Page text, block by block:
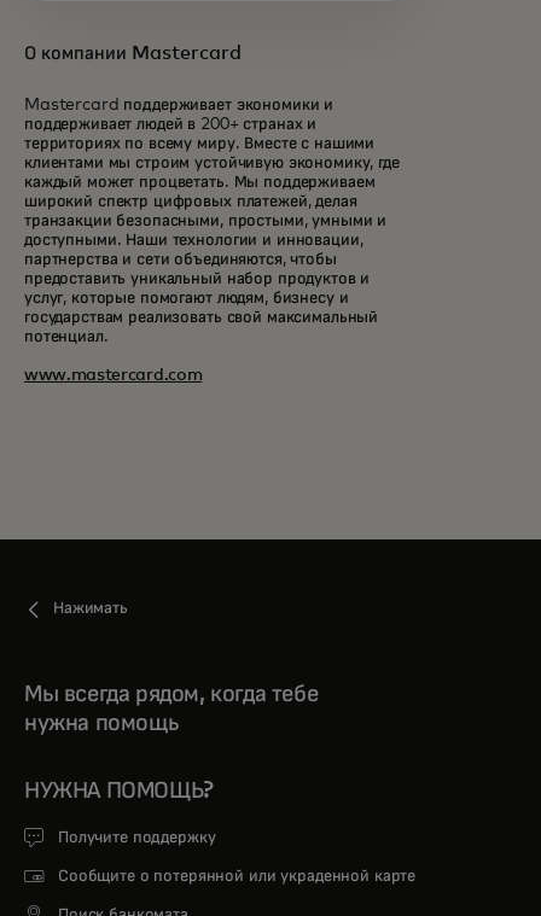
О компании Mastercard
Mastercard поддерживает экономики и
поддерживает людей в 200+ странах и
территориях по всему миру. Вместе с нашими
клиентами мы строим устойчивую экономику, где
каждый может процветать. Мы поддерживаем
широкий спектр цифровых платежей, делая
транзакции безопасными, простыми, умными и
доступными. Наши технологии и инновации,
партнерства и сети объединяются, чтобы
предоставить уникальный набор продуктов и
услуг, которые помогают людям, бизнесу и
государствам реализовать свой максимальный
потенциал.
www.mastercard.com
Нажимать
Мы всегда рядом, когда тебе
нужна помощь
НУЖНА ПОМОЩЬ?
Получите поддержку
Сообщите о потерянной или украденной карте